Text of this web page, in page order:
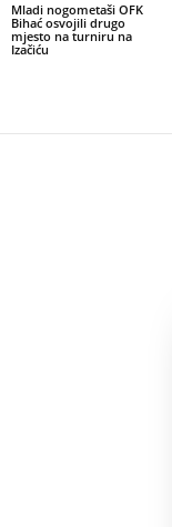
Mladi nogometaši OFK
Bihać osvojili drugo
mjesto na turniru na
Izačiću